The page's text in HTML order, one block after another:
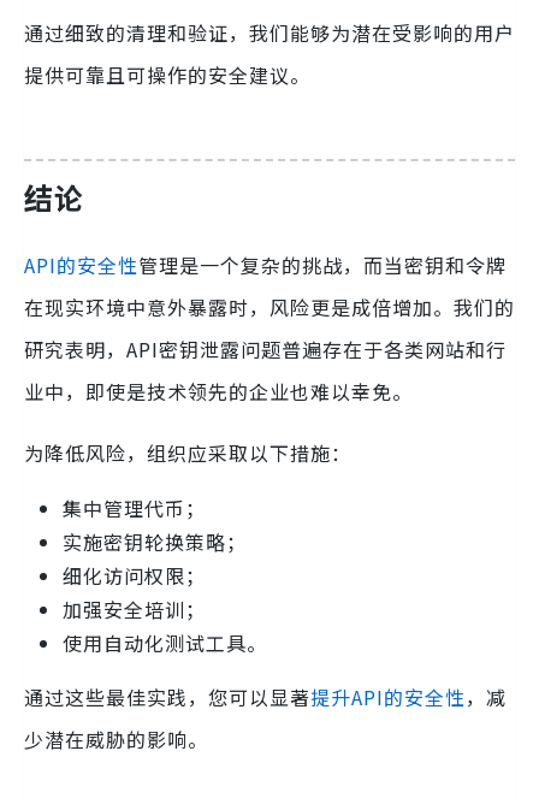
通过细致的清理和验证，我们能够为潜在受影响的用户
提供可靠且可操作的安全建议。
结论
API的安全性管理是一个复杂的挑战，而当密钥和令牌
在现实环境中意外暴露时，风险更是成倍增加。我们的
研究表明，API密钥泄露问题普遍存在于各类网站和行
业中，即使是技术领先的企业也难以幸免。
为降低风险，组织应采取以下措施：
集中管理代币；
实施密钥轮换策略；
细化访问权限；
加强安全培训；
使用自动化测试工具。
通过这些最佳实践，您可以显著提升API的安全性，减
少潜在威胁的影响。